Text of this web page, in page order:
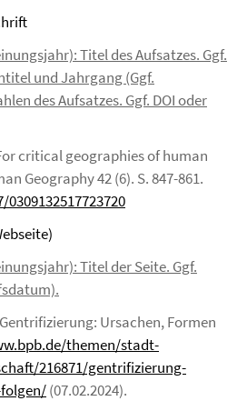
Titel des Aufsatzes. Ggf.
und Jahrgang (Ggf.
des Aufsatzes. Ggf. DOI oder
For critical geographies of human
Geography 42 (6). S. 847-861.
Titel der Seite. Ggf.
Gentrifizierung: Ursachen, Formen
themen/stadt-
216871/gentrifizierung-
(07.02.2024).